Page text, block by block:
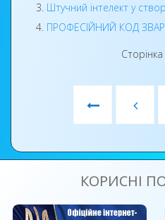
дітей». Учасники
загиблих маленьких
мовчання та
Штучний інтелект у
ПРОФЕСІЙНИЙ КОД
Сторінка
КОРИСНІ